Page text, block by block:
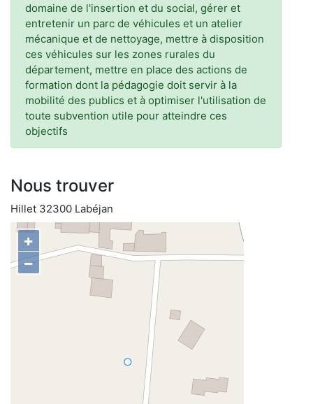
domaine de l'insertion et du social, gérer et
entretenir un parc de véhicules et un atelier
mécanique et de nettoyage, mettre à disposition
ces véhicules sur les zones rurales du
département, mettre en place des actions de
formation dont la pédagogie doit servir à la
mobilité des publics et à optimiser l'utilisation de
toute subvention utile pour atteindre ces
objectifs
Nous trouver
Hillet 32300 Labéjan
+
−